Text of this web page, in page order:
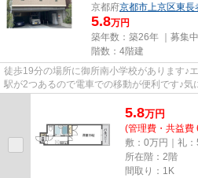
京都府京都市上京区東長
5.8万円
築年数：築26年 ｜募集中
階数：4階建
徒歩19分の場所に御所南小学校があります♪
駅が2つあるので電車での移動が便利です♪気
5.8万円
(管理費・共益費
敷：0万円｜礼：
所在階：2階
間取り：1K